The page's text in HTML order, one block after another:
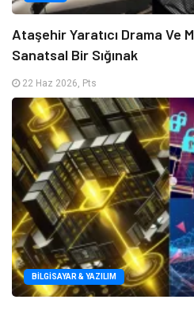
Ataşehir Yaratıcı Drama Ve
Sanatsal Bir Sığınak
22 Haz 2026, Pts
BILGISAYAR & YAZILIM